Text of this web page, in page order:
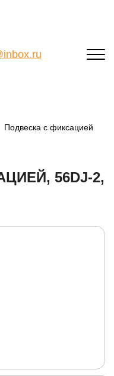
Подвеска с фиксацией
56DJ-2,